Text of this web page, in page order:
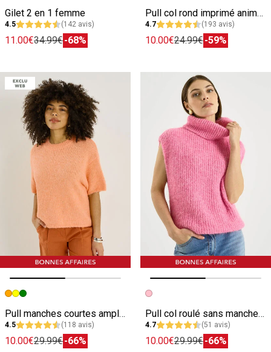
Gilet 2 en 1 femme
4.5 (142 avis)
11.00€34.99€-68%
Pull col rond imprimé animal femme
4.7 (193 avis)
10.00€24.99€-59%
Image précédente
Image suivante
Pull manches courtes ample femme
4.5 (118 avis)
10.00€29.99€-66%
Image précédente
Image suivante
Pull col roulé sans manches femme
4.7 (51 avis)
10.00€29.99€-66%